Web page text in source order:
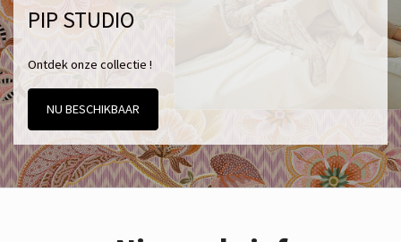
PIP STUDIO
Ontdek onze collectie !
NU BESCHIKBAAR